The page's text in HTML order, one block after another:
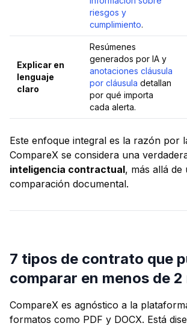
riesgos y
cumplimiento.
Explicar en
lenguaje
claro
Resúmenes
generados por IA y
anotaciones cláusula
por cláusula detallan
por qué importa
cada alerta.
Este enfoque integral es la razón por
CompareX se considera una
inteligencia contractual, más allá de
comparación documental.
7 tipos de contrato que
comparar en menos de
CompareX es agnóstico a la
formatos como PDF y DOCX. Está